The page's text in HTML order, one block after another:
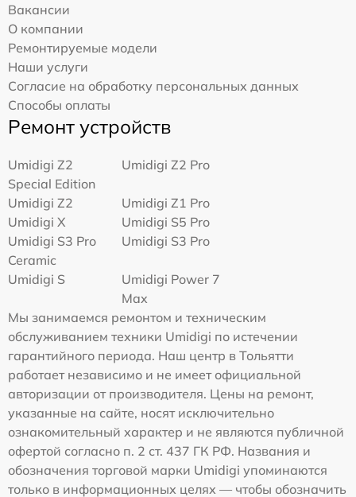
Вакансии
О компании
Ремонтируемые модели
Наши услуги
Согласие на обработку персональных данных
Способы оплаты
Ремонт устройств
Umidigi Z2
Special Edition
Umidigi Z2 Pro
Umidigi Z2
Umidigi Z1 Pro
Umidigi X
Umidigi S5 Pro
Umidigi S3 Pro
Ceramic
Umidigi S3 Pro
Umidigi S
Umidigi Power 7
Max
Мы занимаемся ремонтом и техническим
обслуживанием техники Umidigi по истечении
гарантийного периода. Наш центр в Тольятти
работает независимо и не имеет официальной
авторизации от производителя. Цены на ремонт,
указанные на сайте, носят исключительно
ознакомительный характер и не являются публичной
офертой согласно п. 2 ст. 437 ГК РФ. Названия и
обозначения торговой марки Umidigi упоминаются
только в информационных целях — чтобы обозначить